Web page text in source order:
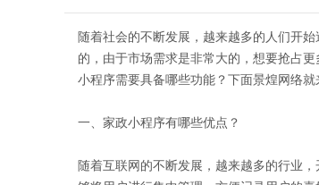
随着社会的不断发展，越来越多的人们开
的，由于市场需求是非常大的，想要抢占
小程序需要具备哪些功能？下面景煌网络就
一、家政小程序有哪些优点？
随着互联网的不断发展，越来越多的行业